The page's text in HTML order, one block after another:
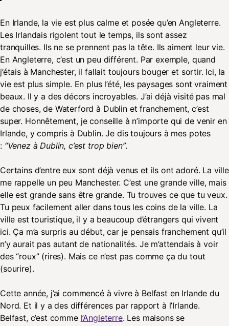
En Irlande, la vie est plus calme et posée qu’en Angleterre.
Les Irlandais rigolent tout le temps, ils sont assez
tranquilles. Ils ne se prennent pas la tête. Ils aiment leur vie.
En Angleterre, c’est un peu différent. Par exemple, quand
j’étais à Manchester, il fallait toujours bouger et sortir. Ici, la
vie est plus simple. En plus l’été, les paysages sont vraiment
beaux. Il y a des décors incroyables. J’ai déjà visité pas mal
de choses, de Waterford à Dublin et franchement, c’est
super. Honnêtement, je conseille à n’importe qui de venir en
Irlande, y compris à Dublin. Je dis toujours à mes potes
: “Venez à Dublin, c’est trop bien”.
Certains d’entre eux sont déjà venus et ils ont adoré. La ville
me rappelle un peu Manchester. C’est une grande ville, mais
elle est grande sans être grande. Tu trouves ce que tu veux.
Tu peux facilement aller dans tous les coins de la ville. La
ville est touristique, il y a beaucoup d’étrangers qui vivent
ici. Ça m’a surpris au début, car je pensais franchement qu’il
n’y aurait pas autant de nationalités. Je m’attendais à voir
des “roux” (rires). Mais ce n’est pas comme ça du tout
(sourire).
Cette année, j’ai commencé à vivre à Belfast en Irlande du
Nord. Et il y a des différences par rapport à l’Irlande.
Belfast, c’est comme l’Angleterre. Les maisons se